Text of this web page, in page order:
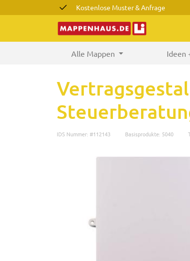
Kostenlose Muster & Anfrage
Alle Mappen (current) Ideen
IDS Nummer: #112143 Basisprodukte: 5040